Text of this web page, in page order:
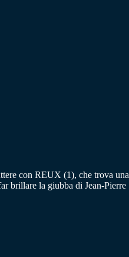
con REUX (1), che trova una
brillare la giubba di Jean-Pierre